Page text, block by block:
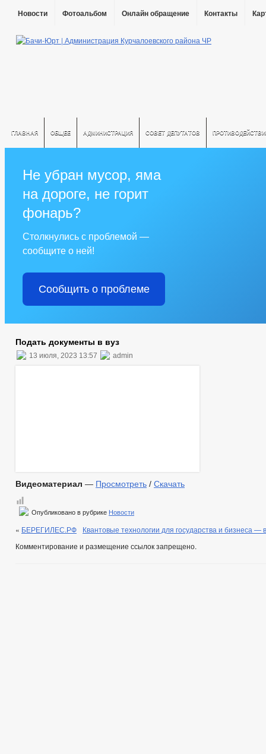
Новости Фотоальбом Онлайн обращение Контакты
ГЛАВНАЯ ОБЩЕЕ АДМИНИСТРАЦИЯ СОВЕТ ДЕПУТАТОВ
Не убран мусор, яма
на дороге, не горит
фонарь?
Столкнулись с проблемой —
сообщите о ней!
Сообщить о проблеме
Подать документы в вуз
13 июля, 2023 13:57 admin
Видеоматериал — Просмотреть / Скачать
Опубликовано в рубрике Новости
« БЕРЕГИЛЕС.РФ
Квантовые технологии для государства и бизнеса —
Комментирование и размещение ссылок запрещено.